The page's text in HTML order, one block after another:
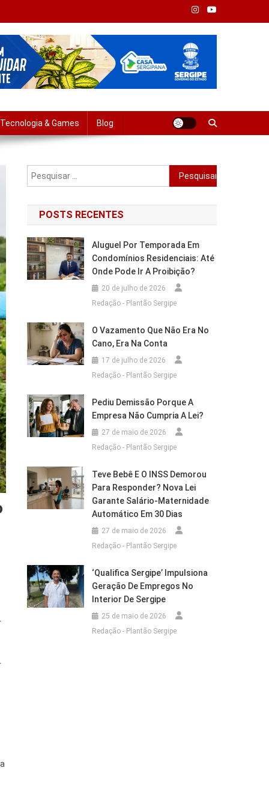
Tecnologia & Games Blog
Pesquisar
por:
POSTS RECENTES
Aluguel Por Temporada Em
Condomínios Residenciais: Até
Onde Pode Ir A Proibição?
20 de julho de 2026
Redação - Plantão Sergipe
O Vazamento Que Não Era No
Cano, Era Na Conta
17 de julho de 2026
Redação - Plantão Sergipe
Pediu Demissão Porque A
Empresa Não Cumpria A Lei?
27 de maio de 2026
Redação - Plantão Sergipe
Teve Bebê E O INSS Demorou
Para Responder? Nova Lei
Garante Salário-Maternidade
Automático Em 30 Dias
27 de maio de 2026
Redação - Plantão Sergipe
‘Qualifica Sergipe’ Impulsiona
Geração De Empregos No
Interior De Sergipe
25 de maio de 2026
Redação - Plantão Sergipe